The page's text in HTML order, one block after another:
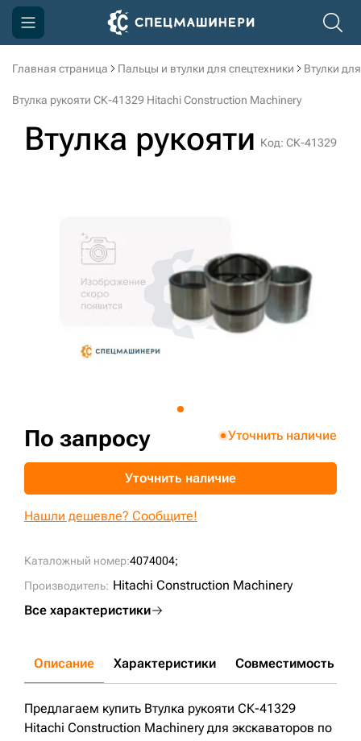
Главная страница Пальцы и втулки для спецтехники Втулки
Втулка рукояти СК-41329 Hitachi Construction Machinery
Втулка рукояти Код: СК-41329
Каталожный номер:4074004;
Производитель: Hitachi Construction Machinery
Все характеристики
По запросу Уточнить наличие
Уточнить наличие
Нашли дешевле? Сообщите!
Описание Характеристики Совместимость
Предлагаем купить Втулка рукояти СК-41329
Hitachi Construction Machinery для экскаваторов по
Компания
Доставка и оплата
3D тур по производству
3D тур по складам
sksale@skdst.ru